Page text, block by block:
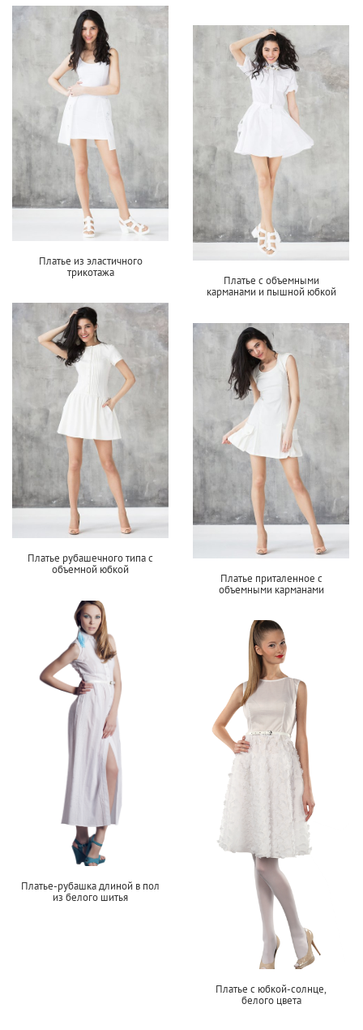
Платье из эластичного
трикотажа
Платье с объемными
карманами и пышной юбкой
Платье рубашечного типа с
объемной юбкой
Платье приталенное с
объемными карманами
Платье-рубашка длиной в пол
из белого шитья
Платье с юбкой-солнце,
белого цвета